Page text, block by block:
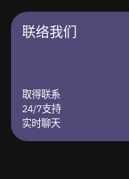
联络我们
取得联系
24/7支持
实时聊天